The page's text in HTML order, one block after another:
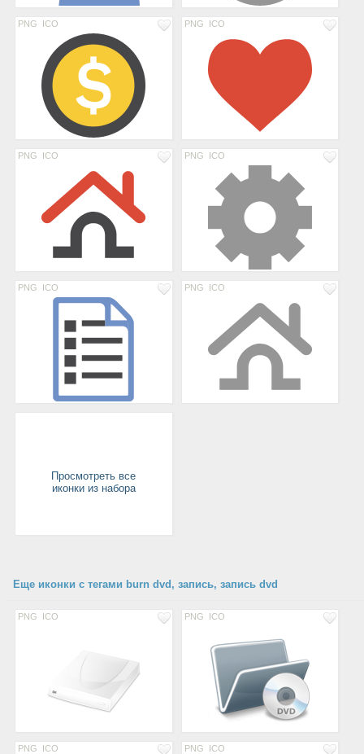
PNG ICO PNG ICO
PNG ICO PNG ICO
PNG ICO PNG ICO
Просмотреть все
иконки из набора
Еще иконки с тегами burn dvd, запись, запись dvd
PNG ICO PNG ICO
PNG ICO PNG ICO